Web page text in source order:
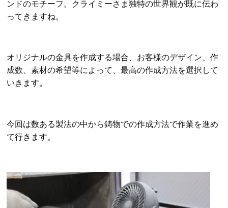
ンドのモチーフ。クライミーさま独特の世界観が既に伝わ
ってきますね。
オリジナルの金具を作成する場合、お客様のデザイン、作
成数、素材の希望等によって、最高の作成方法を選択して
いきます。
今回は数ある製法の中から鋳物での作成方法で作業を進め
て行きます。